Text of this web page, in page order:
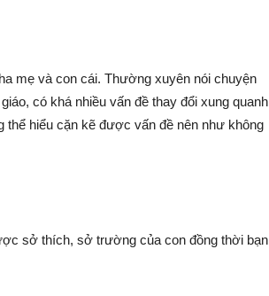
mẹ và con cái. Thường xuyên nói chuyện
có khá nhiều vấn đề thay đổi xung quanh
hiểu cặn kẽ được vấn đề nên như không
sở thích, sở trường của con đồng thời bạn